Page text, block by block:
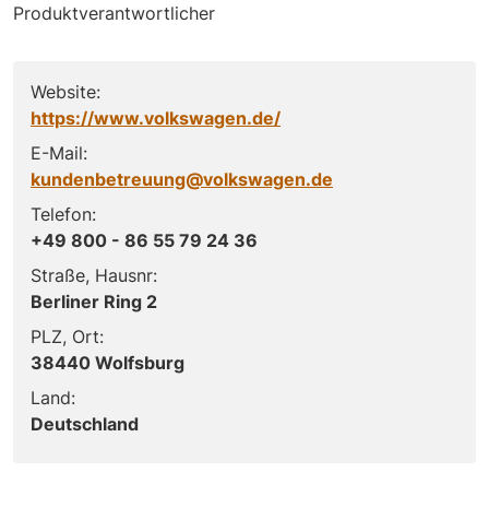
Produktverantwortlicher
Website:
https://www.volkswagen.de/
E-Mail:
kundenbetreuung@volkswagen.de
Telefon:
+49 800 - 86 55 79 24 36
Straße, Hausnr:
Berliner Ring 2
PLZ, Ort:
38440 Wolfsburg
Land:
Deutschland